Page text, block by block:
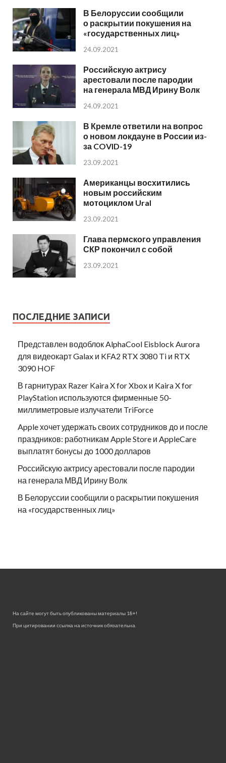
В Белоруссии сообщили
о раскрытии покушения на
«государственных лиц»
24.09.2021
Российскую актрису
арестовали после пародии
на генерала МВД Ирину Волк
24.09.2021
В Кремле ответили на вопрос
о новом локдауне в России из-
за COVID-19
23.09.2021
Американцы восхитились
новым российским
мотоциклом Ural
23.09.2021
Глава пермского управления
СКР покончил с собой
23.09.2021
ПОСЛЕДНИЕ ЗАПИСИ
Представлен водоблок AlphaCool Eisblock Aurora
для видеокарт Galax и KFA2 RTX 3080 Ti и RTX
3090 HOF
В гарнитурах Razer Kaira X for Xbox и Kaira X for
PlayStation используются фирменные 50-
миллиметровые излучатели TriForce
Apple хочет удержать своих сотрудников до и после
праздников: работникам Apple Store и AppleCare
выплатят бонусы до 1000 долларов
Российскую актрису арестовали после пародии
на генерала МВД Ирину Волк
В Белоруссии сообщили о раскрытии покушения
на «государственных лиц»
На сайте могут быть опубликованы материалы 18+!
При цитировании ссылка на источник обязательна.